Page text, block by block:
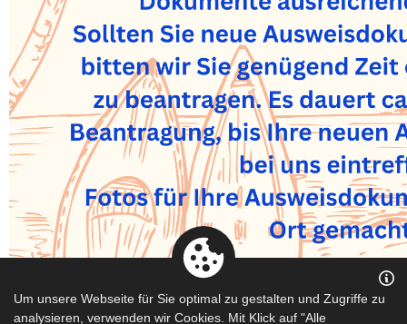
Um unsere Webseite für Sie optimal zu gestalten und Zugriffe zu
analysieren, verwenden wir Cookies. Mit Klick auf "Alle